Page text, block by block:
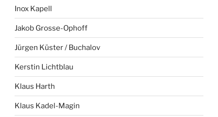
Inox Kapell
Jakob Grosse-Ophoff
Jürgen Küster / Buchalov
Kerstin Lichtblau
Klaus Harth
Klaus Kadel-Magin